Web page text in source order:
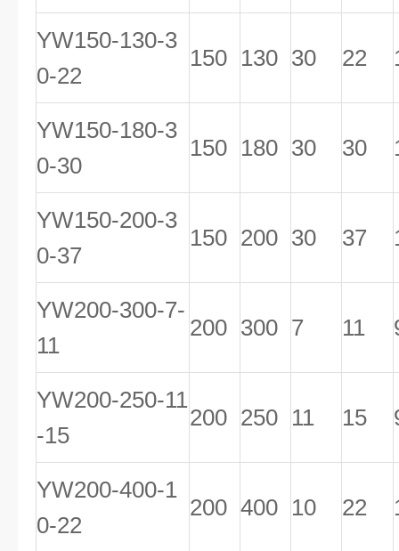
YW150-130-3
0-22
150 130 30 22
YW150-180-3
0-30
150 180 30 30
YW150-200-3
0-37
150 200 30 37
YW200-300-7-
11
200 300 7 11
YW200-250-11
-15
200 250 11 15
YW200-400-1
0-22
200 400 10 22